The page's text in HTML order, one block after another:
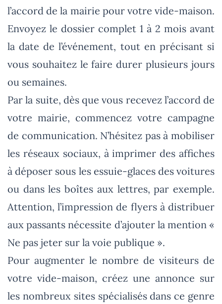
l’accord de la mairie pour votre vide-maison.
Envoyez le dossier complet 1 à 2 mois avant
la date de l’événement, tout en précisant si
vous souhaitez le faire durer plusieurs jours
ou semaines.
Par la suite, dès que vous recevez l’accord de
votre mairie, commencez votre campagne
de communication. N’hésitez pas à mobiliser
les réseaux sociaux, à imprimer des affiches
à déposer sous les essuie-glaces des voitures
ou dans les boîtes aux lettres, par exemple.
Attention, l’impression de flyers à distribuer
aux passants nécessite d’ajouter la mention «
Ne pas jeter sur la voie publique ».
Pour augmenter le nombre de visiteurs de
votre vide-maison, créez une annonce sur
les nombreux sites spécialisés dans ce genre